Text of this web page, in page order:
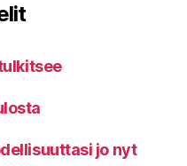
jo nyt